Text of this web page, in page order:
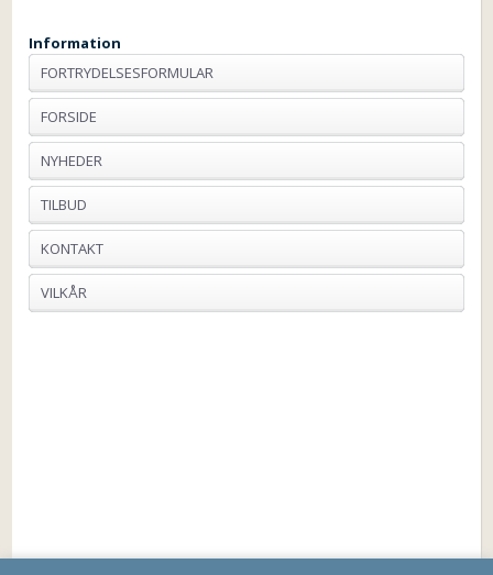
Information
FORTRYDELSESFORMULAR
FORSIDE
NYHEDER
TILBUD
KONTAKT
VILKÅR